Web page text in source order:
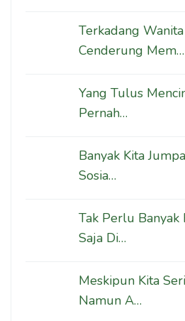
Terkadang
Cenderung Mem…
Yang Tulus
Pernah…
Banyak Kita
Sosia…
Tak Perlu Banyak
Saja Di…
Meskipun Kita
Namun A…